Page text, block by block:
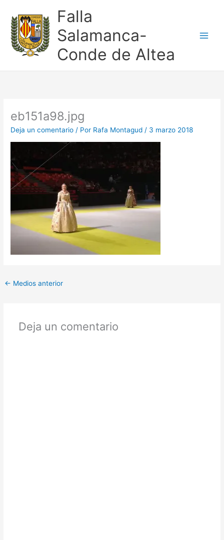
contenido
Falla
Salamanca-
Conde de Altea
eb151a98.jpg
Deja un comentario / Por Rafa Montagud/ 3 marzo 2018
← Medios anterior
Deja un comentario